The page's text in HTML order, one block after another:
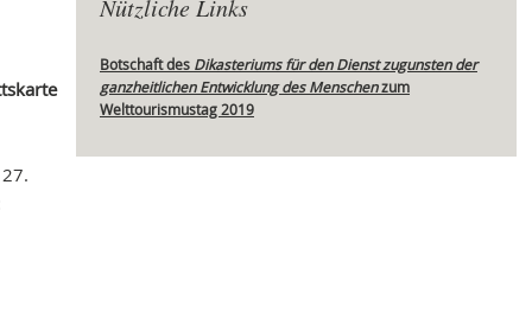
Nützliche Links
Botschaft des Dikasteriums für den Dienst zugunsten der
ganzheitlichen Entwicklung des Menschenzum
Welttourismustag 2019